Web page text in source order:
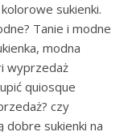
sukienki.
Tanie i modne
modna
wyprzedaż
quiosque
czy
dobre sukienki na